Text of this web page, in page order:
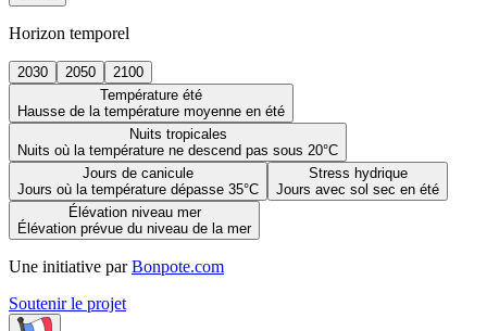
Horizon temporel
2030 2050
2100
Température été
Hausse de la température moyenne en été
Nuits tropicales
Nuits où la température ne descend pas sous 20°C
Jours de canicule
Jours où la température dépasse 35°C
Stress hydrique
Jours avec sol sec en été
Élévation niveau mer
Élévation prévue du niveau de la mer
Une initiative par Bonpote.com
Soutenir le projet